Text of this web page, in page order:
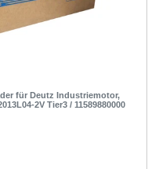
für Deutz Industriemotor,
2V Tier3 / 11589880000